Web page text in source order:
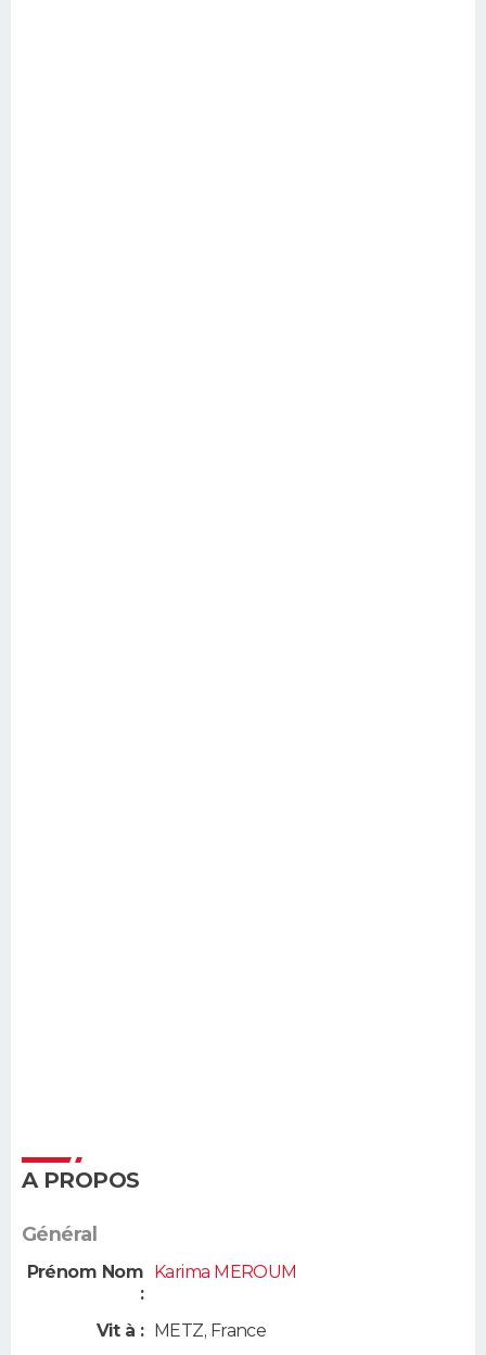
A PROPOS
Général
Prénom Nom
:
Karima MEROUM
Vit à : METZ, France